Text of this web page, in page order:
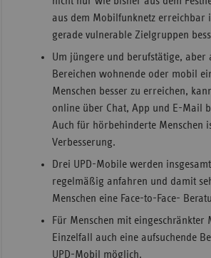
aus dem Mobilfunknetz erreichbar
gerade vulnerable Zielgruppen
Um jüngere und berufstätige, aber
Bereichen wohnende oder mobil
Menschen besser zu erreichen,
online über Chat, App und E-Mail
Auch für hörbehinderte Menschen
Verbesserung.
Drei UPD-Mobile werden
regelmäßig anfahren und damit
Menschen eine Face-to-Face-
Für Menschen mit eingeschränkter
Einzelfall auch eine aufsuchende
UPD-Mobil möglich.